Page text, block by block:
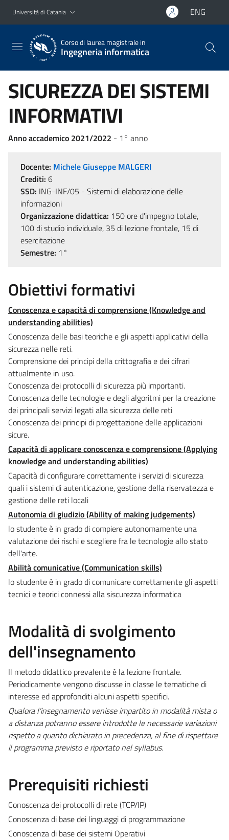
Vai al contenuto principale
Vai al menu di navigazione
Università di Catania ENG
Corso di laurea magistrale in
Ingegneria informatica
SICUREZZA DEI SISTEMI
INFORMATIVI
Anno accademico 2021/2022 - 1° anno
Docente: Michele Giuseppe MALGERI
Crediti: 6
SSD: ING-INF/05 - Sistemi di elaborazione delle
informazioni
Organizzazione didattica: 150 ore d'impegno totale,
100 di studio individuale, 35 di lezione frontale, 15 di
esercitazione
Semestre: 1°
Obiettivi formativi
Conoscenza e capacità di comprensione (Knowledge and
understanding abilities)
Conoscenza delle basi teoriche e gli aspetti applicativi della
sicurezza nelle reti.
Comprensione dei principi della crittografia e dei cifrari
attualmente in uso.
Conoscenza dei protocolli di sicurezza più importanti.
​Conoscenza delle tecnologie e degli algoritmi per la creazione
dei principali servizi legati alla sicurezza delle reti
​Conoscenza dei principi di progettazione delle applicazioni
sicure.
Capacità di applicare conoscenza e comprensione (Applying
knowledge and understanding abilities)
​Capacità di configurare correttamente i servizi di sicurezza
quali i sistemi di autenticazione, gestione della riservatezza e
gestione delle reti locali
Autonomia di giudizio (Ability of making judgements)
lo studente è in grado di compiere autonomamente una
valutazione dei rischi e scegliere fra le tecnologie allo stato
dell'arte.
Abilità comunicative (Communication skills)
lo studente è in grado di comunicare correttamente gli aspetti
tecnici e teorici connessi alla siscurezza informatica
Modalità di svolgimento
dell'insegnamento
Il metodo didattico prevalente è la lezione frontale.
Periodicamente vengono discusse in classe le tematiche di
interesse ed approfonditi alcuni aspetti specifici.
Qualora l'insegnamento venisse impartito in modalità mista o
a distanza potranno essere introdotte le necessarie variazioni
rispetto a quanto dichiarato in precedenza, al fine di rispettare
il programma previsto e riportato nel syllabus.
Prerequisiti richiesti
Conoscenza dei protocolli di rete (TCP/IP)
Conoscenza di base dei linguaggi di programmazione
Conoscenza di base dei sistemi Operativi